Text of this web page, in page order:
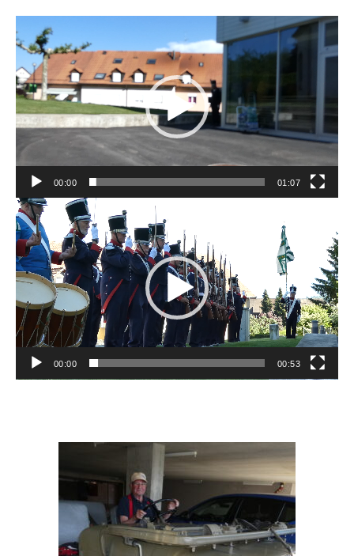
Lecteur
vidéo
00:00 01:07
Lecteur
vidéo
00:00 00:53